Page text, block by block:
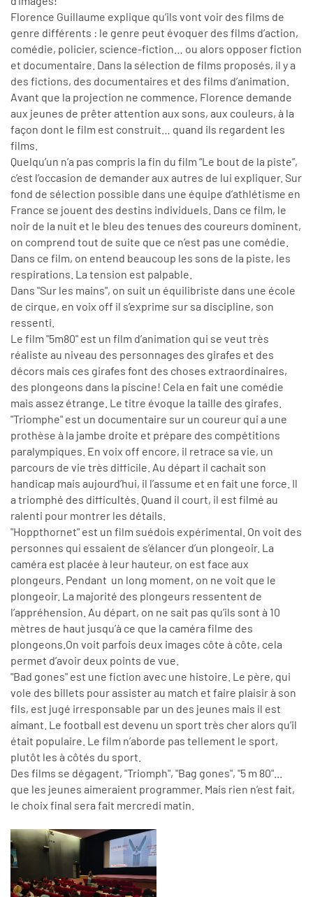
Florence Guillaume explique qu’ils vont voir des films de
genre différents : le genre peut évoquer des films d’action,
comédie, policier, science-fiction… ou alors opposer fiction
et documentaire. Dans la sélection de films proposés, il y a
des fictions, des documentaires et des films d’animation.
Avant que la projection ne commence, Florence demande
aux jeunes de prêter attention aux sons, aux couleurs, à la
façon dont le film est construit… quand ils regardent les
films.
Quelqu’un n’a pas compris la fin du film “Le bout de la piste”,
c’est l’occasion de demander aux autres de lui expliquer. Sur
fond de sélection possible dans une équipe d’athlétisme en
France se jouent des destins individuels. Dans ce film, le
noir de la nuit et le bleu des tenues des coureurs dominent,
on comprend tout de suite que ce n’est pas une comédie.
Dans ce film, on entend beaucoup les sons de la piste, les
respirations. La tension est palpable.
Dans "Sur les mains", on suit un équilibriste dans une école
de cirque, en voix off il s’exprime sur sa discipline, son
ressenti.
Le film "5m80" est un film d’animation qui se veut très
réaliste au niveau des personnages des girafes et des
décors mais ces girafes font des choses extraordinaires,
des plongeons dans la piscine! Cela en fait une comédie
mais assez étrange. Le titre évoque la taille des girafes.
"Triomphe" est un documentaire sur un coureur qui a une
prothèse à la jambe droite et prépare des compétitions
paralympiques. En voix off encore, il retrace sa vie, un
parcours de vie très difficile. Au départ il cachait son
handicap mais aujourd’hui, il l’assume et en fait une force. Il
a triomphé des difficultés. Quand il court, il est filmé au
ralenti pour montrer les détails.
"Hoppthornet" est un film suédois expérimental. On voit des
personnes qui essaient de s’élancer d’un plongeoir. La
caméra est placée à leur hauteur, on est face aux
plongeurs. Pendant un long moment, on ne voit que le
plongeoir. La majorité des plongeurs ressentent de
l’appréhension. Au départ, on ne sait pas qu’ils sont à 10
mètres de haut jusqu’à ce que la caméra filme des
plongeons.On voit parfois deux images côte à côte, cela
permet d’avoir deux points de vue.
"Bad gones" est une fiction avec une histoire. Le père, qui
vole des billets pour assister au match et faire plaisir à son
fils, est jugé irresponsable par un des jeunes mais il est
aimant. Le football est devenu un sport très cher alors qu’il
était populaire. Le film n’aborde pas tellement le sport,
plutôt les à côtés du sport.
Des films se dégagent, "Triomph", "Bag gones", "5 m 80"...
que les jeunes aimeraient programmer. Mais rien n’est fait,
le choix final sera fait mercredi matin.